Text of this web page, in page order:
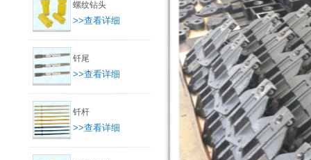
螺纹钻头
>>查看详细
钎尾
>>查看详细
钎杆
>>查看详细